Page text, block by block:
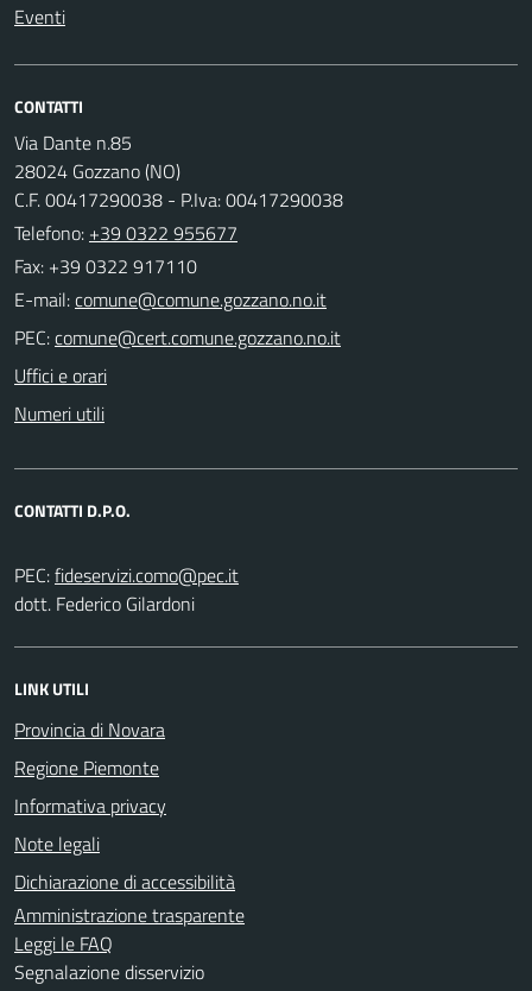
Eventi
CONTATTI
Via Dante n.85
28024 Gozzano (NO)
C.F. 00417290038 - P.Iva: 00417290038
Telefono: +39 0322 955677
Fax: +39 0322 917110
E-mail:
PEC:
Uffici e orari
Numeri utili
CONTATTI D.P.O.
PEC:
dott. Federico Gilardoni
LINK UTILI
Provincia di Novara
Regione Piemonte
Informativa privacy
Note legali
Dichiarazione di accessibilità
Amministrazione trasparente
Leggi le FAQ
Segnalazione disservizio